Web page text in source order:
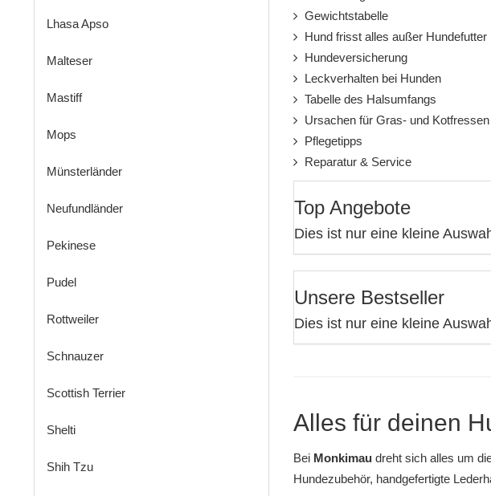
Gewichtstabelle
Hund frisst alles außer Hundefutter
Hundeversicherung
Leckverhalten bei Hunden
Tabelle des Halsumfangs
Ursachen für Gras- und
Pflegetipps
Reparatur & Service
Top Angebote
Dies ist nur eine kleine
Unsere Bestseller
Dies ist nur eine kleine
Alles für deinen
Bei Monkimaudreht sich alles um
Hundezubehör, handgefertigte
Lhasa Apso
Malteser
Mastiff
Mops
Münsterländer
Neufundländer
Pekinese
Pudel
Rottweiler
Schnauzer
Scottish Terrier
Shelti
Shih Tzu